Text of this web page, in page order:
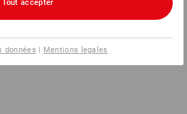
Tout accepter
données | Mentions legales